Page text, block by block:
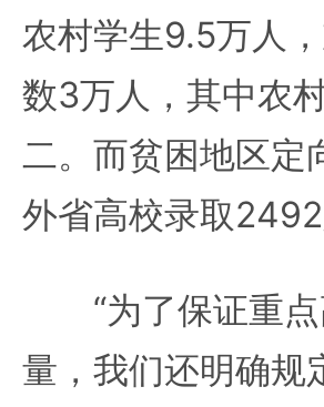
农村学生9.5万人
数3万人，其中农
二。而贫困地区
外省高校录取2492
“为了保证重点
量，我们还明确规